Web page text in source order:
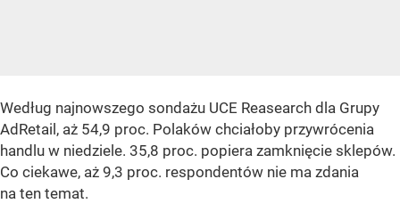
Według najnowszego sondażu UCE Reasearch dla Grupy
AdRetail, aż 54,9 proc. Polaków chciałoby przywrócenia
handlu w niedziele. 35,8 proc. popiera zamknięcie sklepów.
Co ciekawe, aż 9,3 proc. respondentów nie ma zdania
na ten temat.